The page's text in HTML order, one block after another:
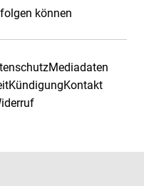
können
Mediadaten
KündigungKontakt